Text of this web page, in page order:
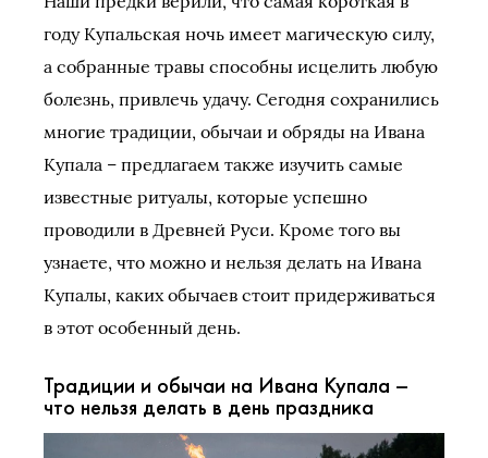
году Купальская ночь имеет магическую силу,
а собранные травы способны исцелить любую
болезнь, привлечь удачу. Сегодня сохранились
многие традиции, обычаи и обряды на Ивана
Купала – предлагаем также изучить самые
известные ритуалы, которые успешно
проводили в Древней Руси. Кроме того вы
узнаете, что можно и нельзя делать на Ивана
Купалы, каких обычаев стоит придерживаться
в этот особенный день.
Традиции и обычаи на Ивана Купала –
что нельзя делать в день праздника